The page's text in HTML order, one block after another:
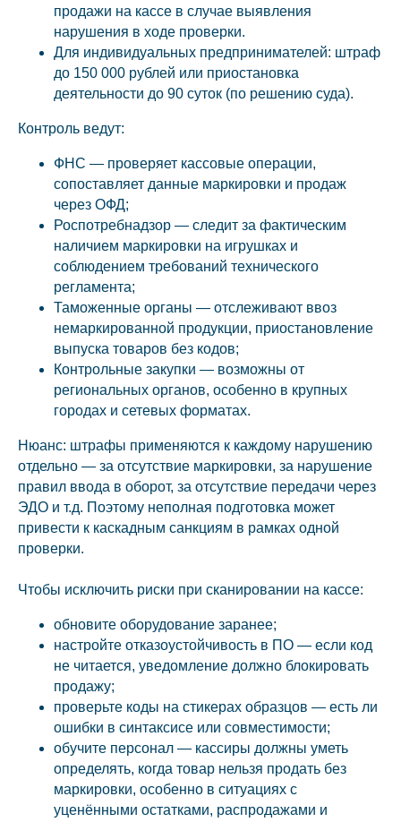
продажи на кассе в случае выявления
нарушения в ходе проверки.
Для индивидуальных предпринимателей: штраф
до 150 000 рублей или приостановка
деятельности до 90 суток (по решению суда).
Контроль ведут:
ФНС — проверяет кассовые операции,
сопоставляет данные маркировки и продаж
через ОФД;
Роспотребнадзор — следит за фактическим
наличием маркировки на игрушках и
соблюдением требований технического
регламента;
Таможенные органы — отслеживают ввоз
немаркированной продукции, приостановление
выпуска товаров без кодов;
Контрольные закупки — возможны от
региональных органов, особенно в крупных
городах и сетевых форматах.
Нюанс: штрафы применяются к каждому нарушению
отдельно — за отсутствие маркировки, за нарушение
правил ввода в оборот, за отсутствие передачи через
ЭДО и т.д. Поэтому неполная подготовка может
привести к каскадным санкциям в рамках одной
проверки.
Чтобы исключить риски при сканировании на кассе:
обновите оборудование заранее;
настройте отказоустойчивость в ПО — если код
не читается, уведомление должно блокировать
продажу;
проверьте коды на стикерах образцов — есть ли
ошибки в синтаксисе или совместимости;
обучите персонал — кассиры должны уметь
определять, когда товар нельзя продать без
маркировки, особенно в ситуациях с
уценёнными остатками, распродажами и